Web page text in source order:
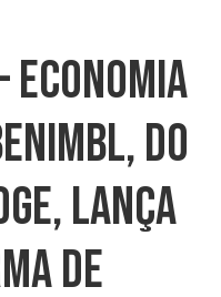
ECONOMIA
Do
Lança
De